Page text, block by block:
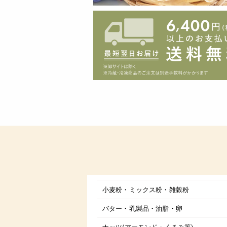
小麦粉・ミックス粉・雑穀粉
バター・乳製品・油脂・卵